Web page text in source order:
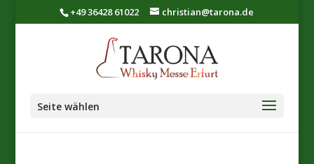
+49 36428 61022 christian@tarona.de
Seite wählen